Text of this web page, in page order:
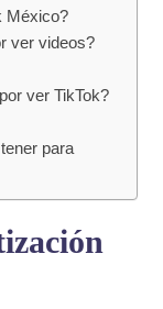
México?
ver videos?
ver TikTok?
para